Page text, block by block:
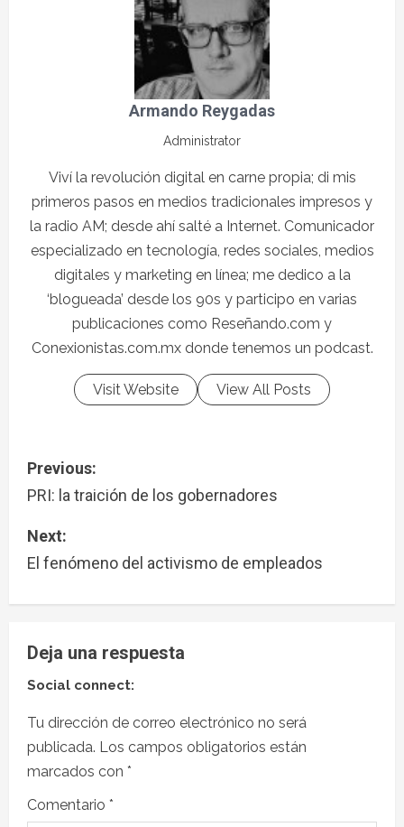
Armando Reygadas
Administrator
Viví la revolución digital en carne propia; di mis
primeros pasos en medios tradicionales impresos y
la radio AM; desde ahí salté a Internet. Comunicador
especializado en tecnología, redes sociales, medios
digitales y marketing en línea; me dedico a la
‘blogueada’ desde los 90s y participo en varias
publicaciones como Reseñando.com y
Conexionistas.com.mx donde tenemos un podcast.
Visit Website View All Posts
Previous:
PRI: la traición de los gobernadores
Next:
El fenómeno del activismo de empleados
Deja una respuesta
Social connect:
Tu dirección de correo electrónico no será
publicada. Los campos obligatorios están
marcados con *
Comentario *